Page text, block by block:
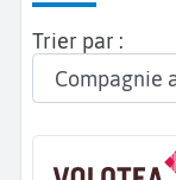
Trier par :